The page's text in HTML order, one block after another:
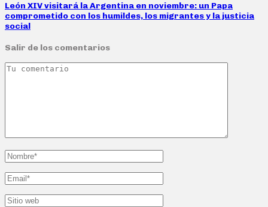
León XIV visitará la Argentina en noviembre: un Papa
comprometido con los humildes, los migrantes y la justicia
social
Salir de los comentarios